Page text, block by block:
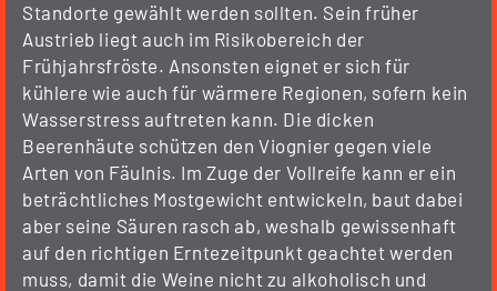
Standorte gewählt werden sollten. Sein früher
Austrieb liegt auch im Risikobereich der
Frühjahrsfröste. Ansonsten eignet er sich für
kühlere wie auch für wärmere Regionen, sofern kein
Wasserstress auftreten kann. Die dicken
Beerenhäute schützen den Viognier gegen viele
Arten von Fäulnis. Im Zuge der Vollreife kann er ein
beträchtliches Mostgewicht entwickeln, baut dabei
aber seine Säuren rasch ab, weshalb gewissenhaft
auf den richtigen Erntezeitpunkt geachtet werden
muss, damit die Weine nicht zu alkoholisch und